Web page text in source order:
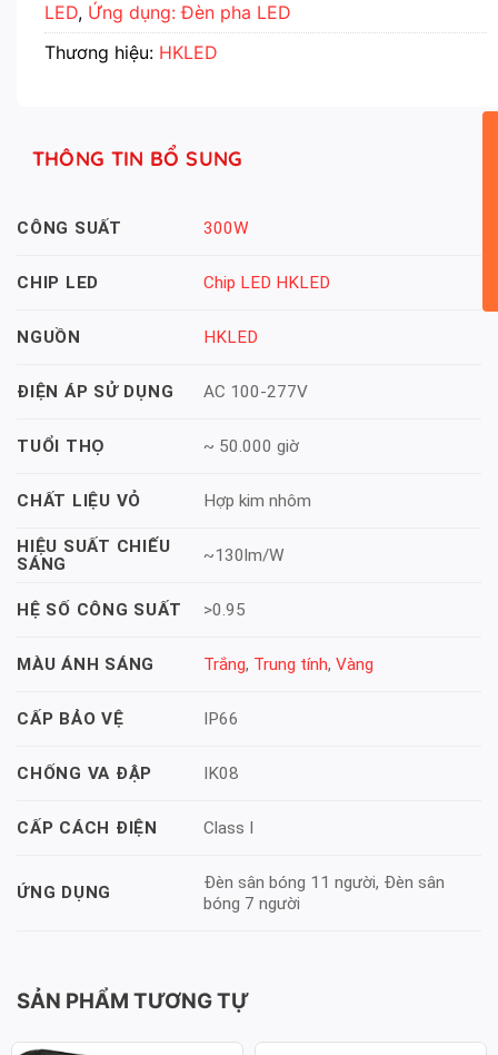
LED, Ứng dụng: Đèn pha LED
Thương hiệu: HKLED
THÔNG TIN BỔ SUNG
CÔNG SUẤT 300W
CHIP LED Chip LED HKLED
NGUỒN HKLED
ĐIỆN ÁP SỬ DỤNG AC 100-277V
TUỔI THỌ ~ 50.000 giờ
CHẤT LIỆU VỎ Hợp kim nhôm
HIỆU SUẤT CHIẾU
SÁNG
~130lm/W
HỆ SỐ CÔNG SUẤT >0.95
MÀU ÁNH SÁNG Trắng, Trung tính, Vàng
CẤP BẢO VỆ IP66
CHỐNG VA ĐẬP IK08
CẤP CÁCH ĐIỆN Class I
ỨNG DỤNG
Đèn sân bóng 11 người, Đèn sân
bóng 7 người
SẢN PHẨM TƯƠNG TỰ